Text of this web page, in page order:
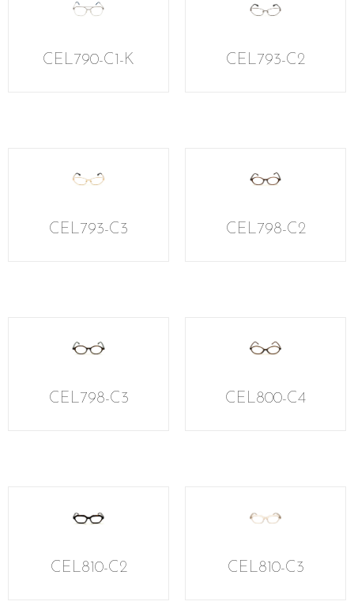
CEL790-C1-K CEL793-C2
CEL793-C3 CEL798-C2
CEL798-C3 CEL800-C4
CEL810-C2 CEL810-C3